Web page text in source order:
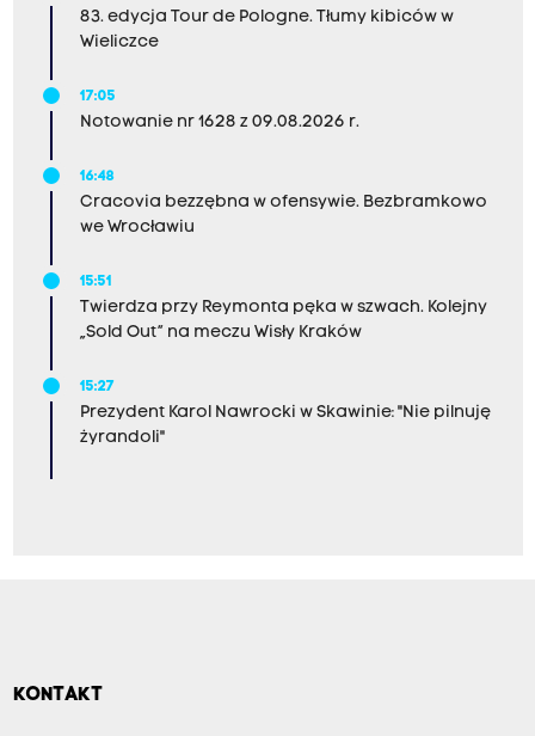
83. edycja Tour de Pologne. Tłumy kibiców w
Wieliczce
17:05
Notowanie nr 1628 z 09.08.2026 r.
16:48
Cracovia bezzębna w ofensywie. Bezbramkowo
we Wrocławiu
15:51
Twierdza przy Reymonta pęka w szwach. Kolejny
„Sold Out” na meczu Wisły Kraków
15:27
Prezydent Karol Nawrocki w Skawinie: "Nie pilnuję
żyrandoli"
KONTAKT